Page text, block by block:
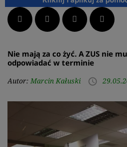
Facebook Twitter LinkedIn
Nie mają za co żyć. A ZUS nie
odpowiadać w terminie
Autor: Marcin Kałuski access_time